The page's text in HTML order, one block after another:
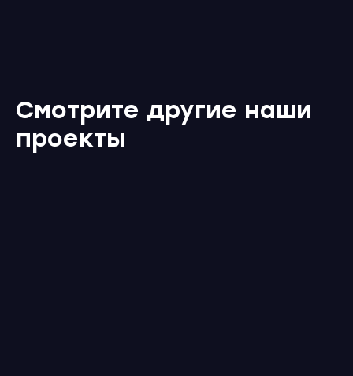
Смотрите другие наши
проекты